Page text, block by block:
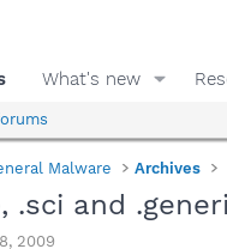
What's new
Malware Archives
and
2009